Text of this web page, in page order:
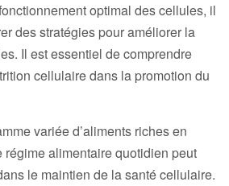
optimal des cellules, il
des stratégies pour améliorer la
Il est essentiel de comprendre
cellulaire dans la promotion du
variée d’aliments riches en
régime alimentaire quotidien peut
le maintien de la santé cellulaire.